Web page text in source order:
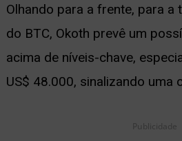
Olhando para a frente, para a
do BTC, Okoth prevê um
acima de níveis-chave,
US$ 48.000, sinalizando uma
Publicidade